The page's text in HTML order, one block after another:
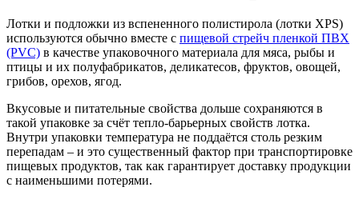
Лотки и подложки из вспененного полистирола (лотки XPS)
используются обычно вместе с пищевой стрейч пленкой ПВХ
(PVC) в качестве упаковочного материала для мяса, рыбы и
птицы и их полуфабрикатов, деликатесов, фруктов, овощей,
грибов, орехов, ягод.
Вкусовые и питательные свойства дольше сохраняются в
такой упаковке за счёт тепло-барьерных свойств лотка.
Внутри упаковки температура не поддаётся столь резким
перепадам – и это существенный фактор при транспортировке
пищевых продуктов, так как гарантирует доставку продукции
с наименьшими потерями.